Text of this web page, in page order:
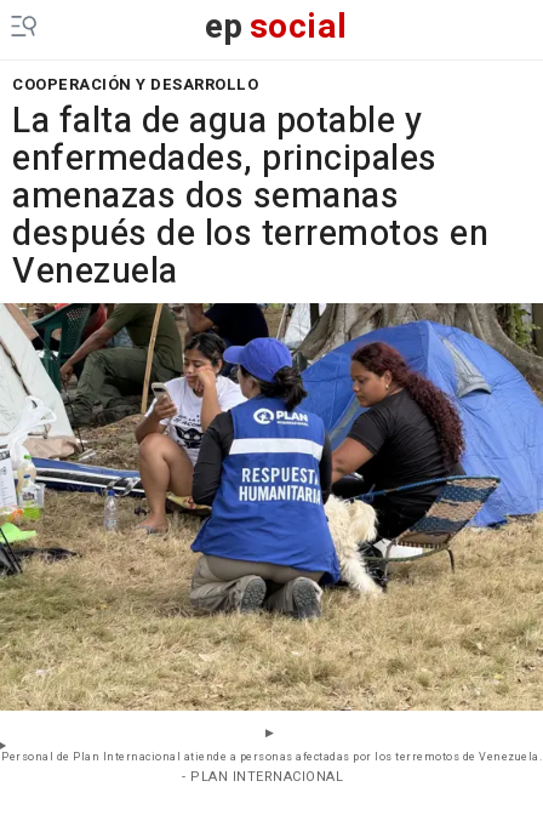
epsocial
COOPERACIÓN Y DESARROLLO
La falta de agua potable y
enfermedades, principales
amenazas dos semanas
después de los terremotos en
Venezuela
Personal de Plan Internacional atiende a personas afectadas por los terremotos de Venezuela.
- PLAN INTERNACIONAL